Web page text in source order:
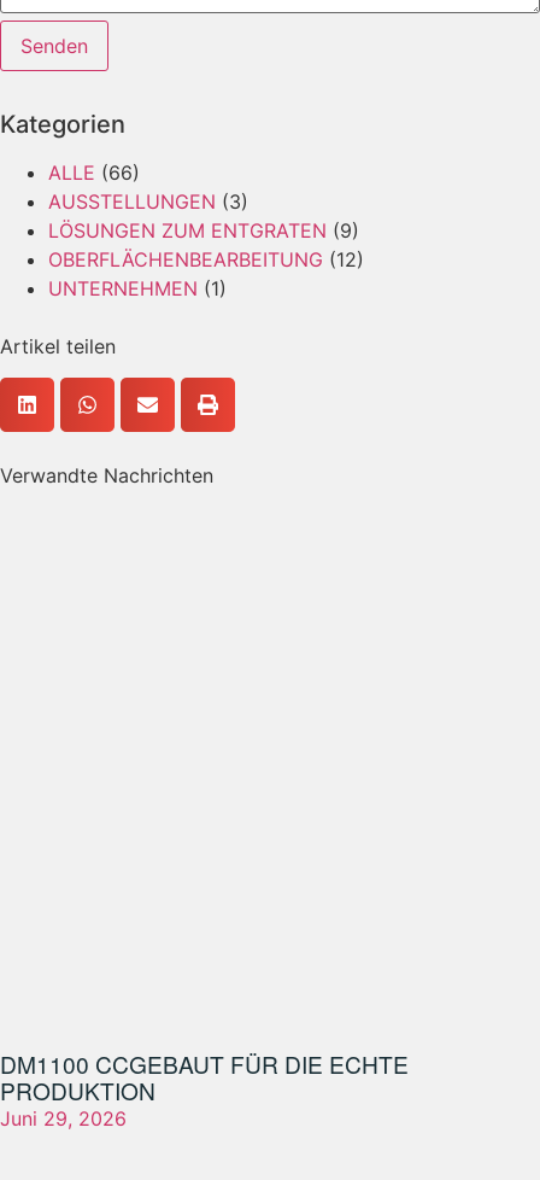
Telefon
Nachricht
Firma
Senden
Kategorien
ALLE (66)
AUSSTELLUNGEN (3)
LÖSUNGEN ZUM ENTGRATEN (9)
OBERFLÄCHENBEARBEITUNG (12)
UNTERNEHMEN (1)
Artikel teilen
Verwandte Nachrichten
DM1100 CCGEBAUT FÜR DIE ECHTE
PRODUKTION
Juni 29, 2026